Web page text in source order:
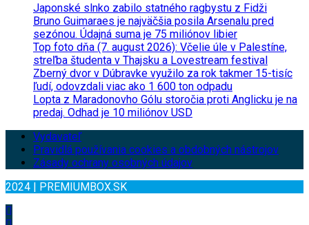
Japonské slnko zabilo statného ragbystu z Fidži
Bruno Guimaraes je najväčšia posila Arsenalu pred
sezónou. Údajná suma je 75 miliónov libier
Top foto dňa (7. august 2026): Včelie úle v Palestíne,
streľba študenta v Thajsku a Lovestream festival
Zberný dvor v Dúbravke využilo za rok takmer 15-tisíc
ľudí, odovzdali viac ako 1 600 ton odpadu
Lopta z Maradonovho Gólu storočia proti Anglicku je na
predaj. Odhad je 10 miliónov USD
Vydavateľ
Pravidlá používania cookies a obdobných nástrojov
Zásady ochrany osobných údajov
2024 | PREMIUMBOX.SK